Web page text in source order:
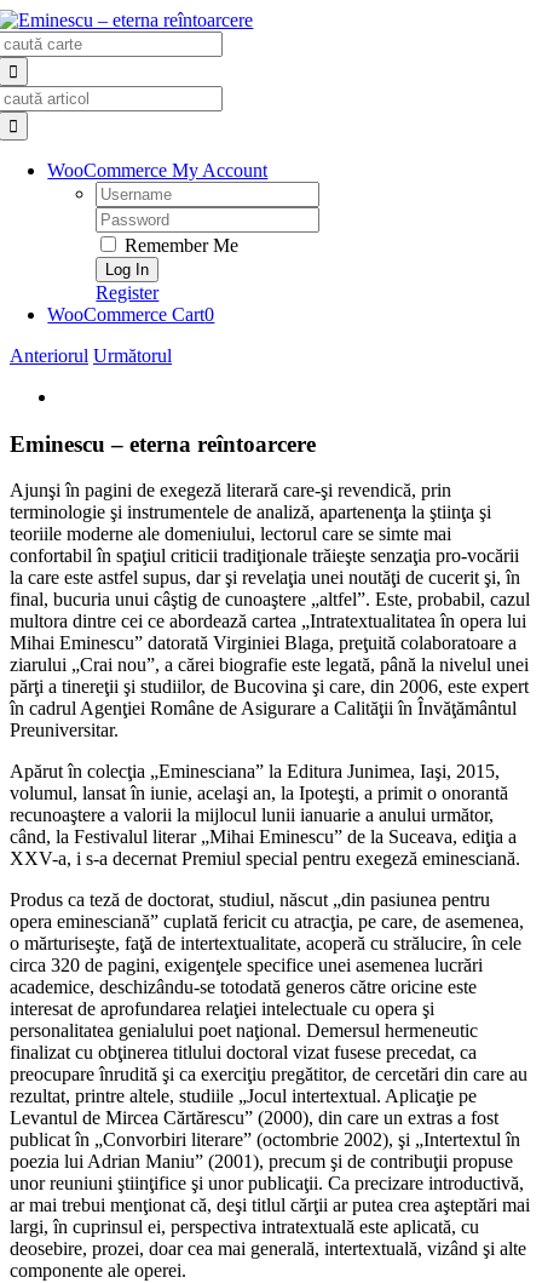
Skip
to
content
WooCommerce My Account
Username:
Password:
Remember Me
Register
WooCommerce Cart0
Anteriorul Următorul
Image
Eminescu – eterna reîntoarcere
Ajunşi în pagini de exegeză literară care-şi revendică, prin
terminologie şi instrumentele de analiză, apartenenţa la ştiinţa şi
teoriile moderne ale domeniului, lectorul care se simte mai
confortabil în spaţiul criticii tradiţionale trăieşte senzaţia pro-vocării
la care este astfel supus, dar şi revelaţia unei noutăţi de cucerit şi, în
final, bucuria unui câştig de cunoaştere „altfel”. Este, probabil, cazul
multora dintre cei ce abordează cartea „Intratextualitatea în opera lui
Mihai Eminescu” datorată Virginiei Blaga, preţuită colaboratoare a
ziarului „Crai nou”, a cărei biografie este legată, până la nivelul unei
părţi a tinereţii şi studiilor, de Bucovina şi care, din 2006, este expert
în cadrul Agenţiei Române de Asigurare a Calităţii în Învăţământul
Preuniversitar.
Apărut în colecţia „Eminesciana” la Editura Junimea, Iaşi, 2015,
volumul, lansat în iunie, acelaşi an, la Ipoteşti, a primit o onorantă
recunoaştere a valorii la mijlocul lunii ianuarie a anului următor,
când, la Festivalul literar „Mihai Eminescu” de la Suceava, ediţia a
XXV-a, i s-a decernat Premiul special pentru exegeză eminesciană.
Produs ca teză de doctorat, studiul, născut „din pasiunea pentru
opera eminesciană” cuplată fericit cu atracţia, pe care, de asemenea,
o mărturiseşte, faţă de intertextualitate, acoperă cu strălucire, în cele
circa 320 de pagini, exigenţele specifice unei asemenea lucrări
academice, deschizându-se totodată generos către oricine este
interesat de aprofundarea relaţiei intelectuale cu opera şi
personalitatea genialului poet naţional. Demersul hermeneutic
finalizat cu obţinerea titlului doctoral vizat fusese precedat, ca
preocupare înrudită şi ca exerciţiu pregătitor, de cercetări din care au
rezultat, printre altele, studiile „Jocul intertextual. Aplicaţie pe
Levantul de Mircea Cărtărescu” (2000), din care un extras a fost
publicat în „Convorbiri literare” (octombrie 2002), şi „Intertextul în
poezia lui Adrian Maniu” (2001), precum şi de contribuţii propuse
unor reuniuni ştiinţifice şi unor publicaţii. Ca precizare introductivă,
ar mai trebui menţionat că, deşi titlul cărţii ar putea crea aşteptări mai
largi, în cuprinsul ei, perspectiva intratextuală este aplicată, cu
deosebire, prozei, doar cea mai generală, intertextuală, vizând şi alte
componente ale operei.